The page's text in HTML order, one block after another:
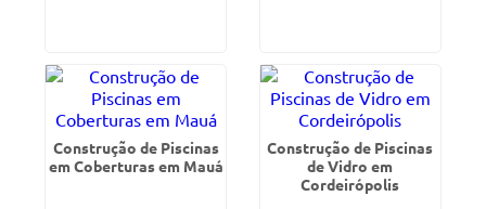
Construção de Piscinas
em Coberturas em Mauá
Construção de Piscinas
de Vidro em
Cordeirópolis